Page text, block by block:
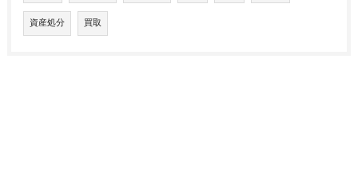
資産処分 買取